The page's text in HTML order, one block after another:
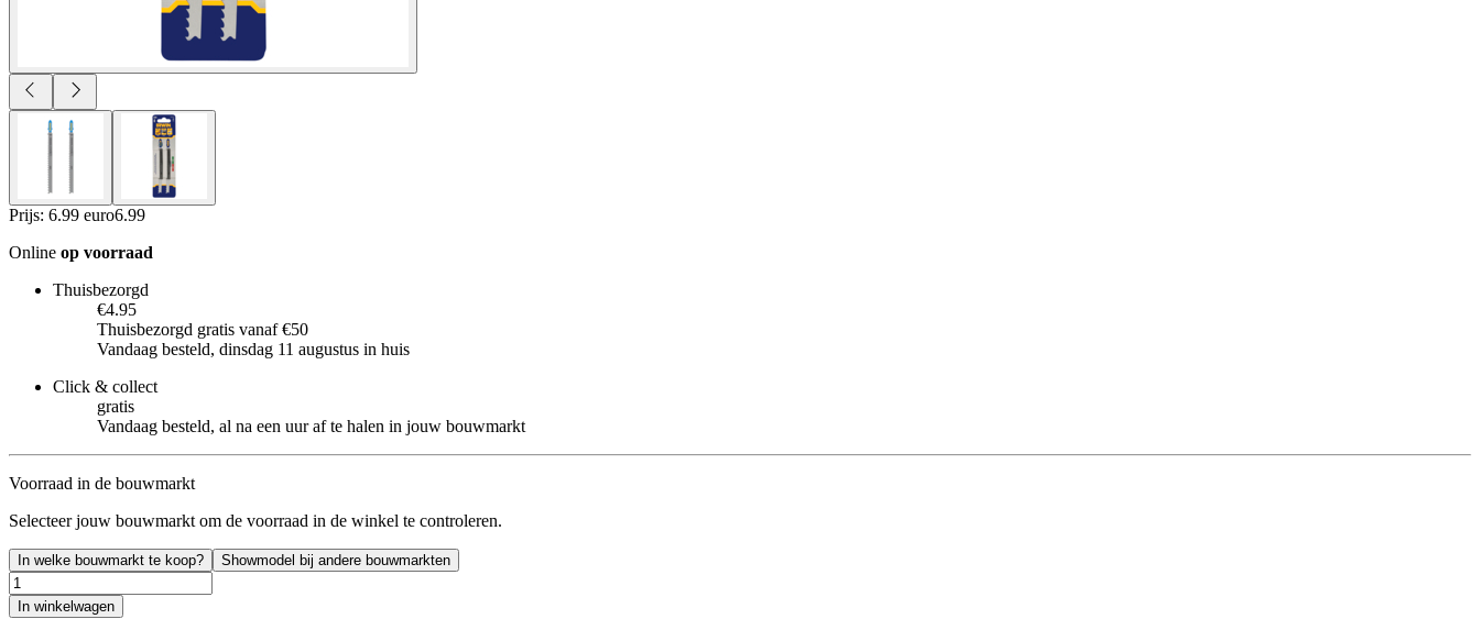
Prijs: 6.99 euro6.99
Online op voorraad
Thuisbezorgd
€4.95
Thuisbezorgd gratis vanaf €50
Vandaag besteld, dinsdag 11 augustus in huis
Click & collect
gratis
Vandaag besteld, al na een uur af te halen in jouw bouwmarkt
Voorraad in de bouwmarkt
Selecteer jouw bouwmarkt om de voorraad in de winkel te controleren.
In welke bouwmarkt te koop? Showmodel bij andere bouwmarkten
In winkelwagen